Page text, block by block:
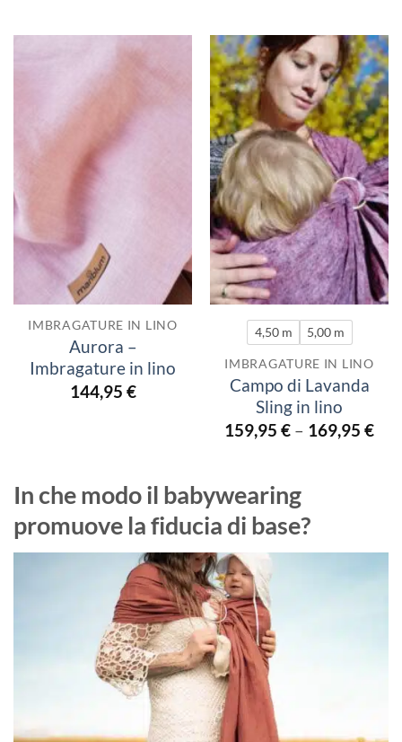
IMBRAGATURE IN LINO
Aurora –
Imbragature in lino
144,95 €
4,50 m 5,00 m
IMBRAGATURE IN LINO
Campo di Lavanda
Sling in lino
159,95 € – 169,95 €
In che modo il babywearing
promuove la fiducia di base?